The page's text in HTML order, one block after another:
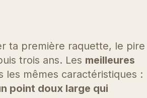
ta première raquette, le pire
trois ans. Les meilleures
les mêmes caractéristiques :
point doux large qui